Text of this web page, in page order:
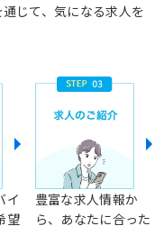
じて、気になる求人を
イ
望
豊富な求人情報か
ら、あなたに合った